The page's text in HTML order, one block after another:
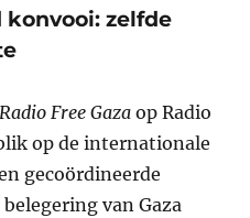
konvooi: zelfde
Radio Free Gaza opRadio
op de internationale
gecoördineerde
van Gaza